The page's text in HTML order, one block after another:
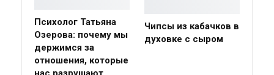
Психолог Татьяна
Озерова: почему мы
держимся за
отношения, которые
Чипсы из кабачков в
духовке с сыром